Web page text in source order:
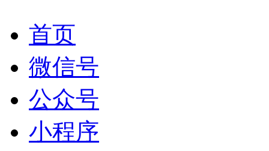
首页
微信号
公众号
小程序